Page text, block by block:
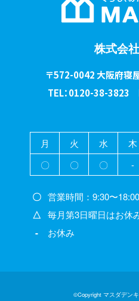
株式会
〒572-0042 大阪府寝
TEL：0120-38-3823
月 火 水 木
〇
〇 〇 -
〇 営業時間：9:30〜18:00
△ 毎月第3日曜日はお休
- お休み
©Copyright マスダデン